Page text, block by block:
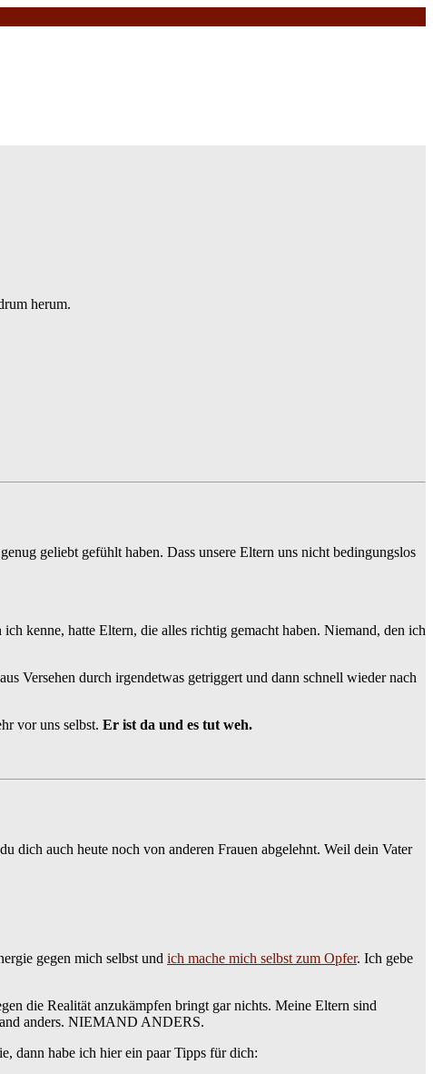
herum.
geliebt gefühlt haben. Dass unsere Eltern uns nicht bedingungslos
kenne, hatte Eltern, die alles richtig gemacht haben. Niemand, den ich
Versehen durch irgendetwas getriggert und dann schnell wieder nach
vor uns selbst. Er ist da und es tut weh.
dich auch heute noch von anderen Frauen abgelehnt. Weil dein Vater
gegen mich selbst und ich mache mich selbst zum Opfer. Ich gebe
die Realität anzukämpfen bringt gar nichts. Meine Eltern sind
anders. NIEMAND ANDERS.
dann habe ich hier ein paar Tipps für dich: